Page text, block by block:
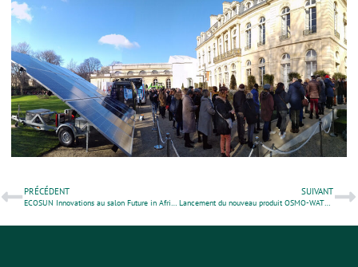
PRÉCÉDENT
ECOSUN Innovations au salon Future in Africa à Casablanca
SUIVANT
Lancement du nouveau produit OSMO-WATT®